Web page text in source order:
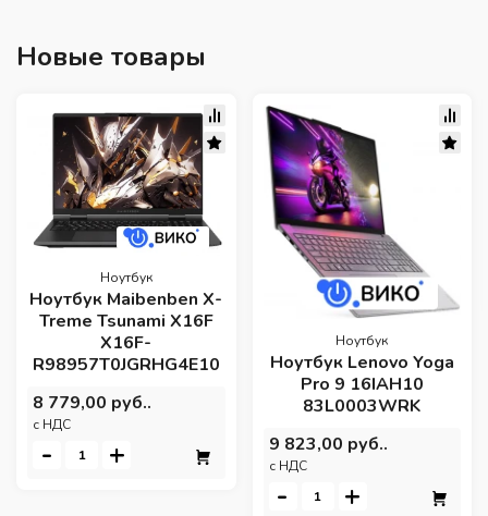
Новые товары
Ноутбук
Ноутбук Maibenben X-
Treme Tsunami X16F
X16F-
R98957T0JGRHG4E10
8 779,00 руб..
c НДС
- +
Ноутбук
Ноутбук Lenovo Yoga
Pro 9 16IAH10
83L0003WRK
9 823,00 руб..
c НДС
- +